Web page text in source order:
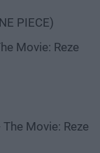
PIECE)
Movie: Reze
Movie: Reze